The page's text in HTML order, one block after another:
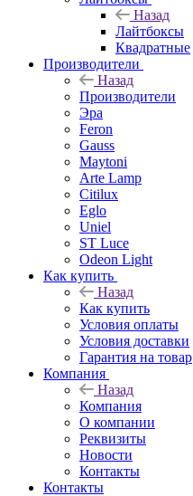
Назад
Лайтбоксы
Квадратные
Производители
Назад
Производители
Эра
Feron
Gauss
Maytoni
Arte Lamp
Citilux
Eglo
Uniel
ST Luce
Odeon Light
Как купить
Назад
Как купить
Условия оплаты
Условия доставки
Гарантия на товар
Компания
Назад
Компания
О компании
Реквизиты
Новости
Контакты
Контакты